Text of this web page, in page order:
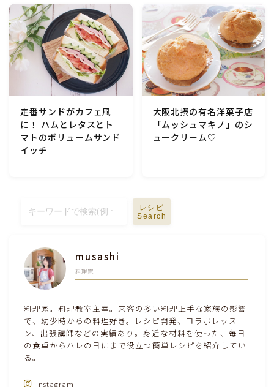
定番サンドがカフェ風
に！ ハムとレタスとト
マトのボリュームサンド
イッチ
大阪北摂の有名洋菓子店
「ムッシュマキノ」のシ
ュークリーム♡
レシピ
Search
musashi
料理家
料理家。料理教室主宰。来客の多い料理上手な家族の影響
で、幼少時からの料理好き。レシピ開発、コラボレッス
ン、出張講師などの実績あり。身近な材料を使った、毎日
の食卓からハレの日にまで役立つ簡単レシピを紹介してい
る。
Instagram